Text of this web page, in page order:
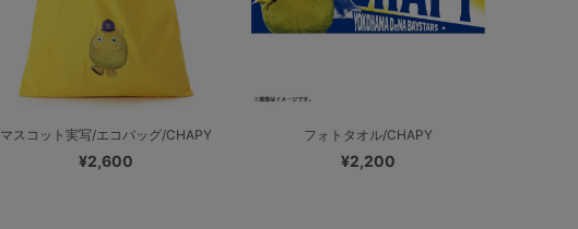
マスコット実写/エコバッグ/CHAPY
¥2,600
フォトタオル/CHAPY
¥2,200